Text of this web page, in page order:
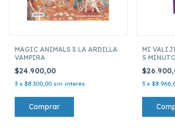
MAGIC ANIMALS 3. LA ARDILLA
VAMPIRA
$24.900,00
3 x $8.300,00 sin interés
MI
5
3 x